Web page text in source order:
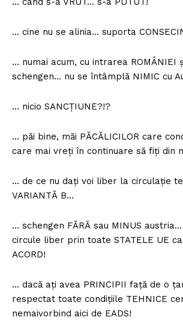
… cine nu se alinia… suporta
… numai acum, cu intrarea ROMÂNIEI
schengen… nu se întâmplă NIMIC cu
… nicio SANCȚIUNE?!?
… păi bine, măi PĂCĂLICILOR care
care mai vreți în continuare să fiți din
… de ce nu dați voi liber la circulație
VARIANTĂ B…
… schengen FĂRĂ sau MINUS
circule liber prin toate STATELE UE
ACORD!
… dacă ați avea PRINCIPII față de o
respectat toate condițiile TEHNICE
nemaivorbind aici de EADS!